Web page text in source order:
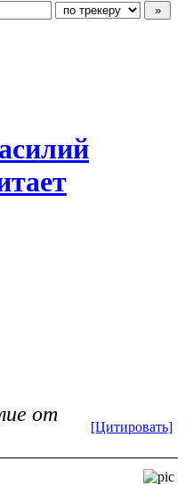
[Цитировать]
от